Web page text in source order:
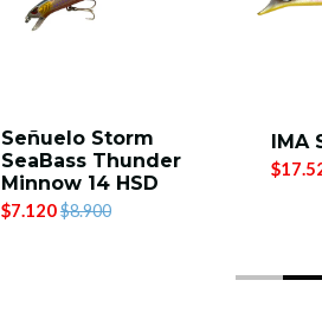
Señuelo Storm
SeaBass Thunder
Minnow 14 HSD
$7.120$8.900
IMA